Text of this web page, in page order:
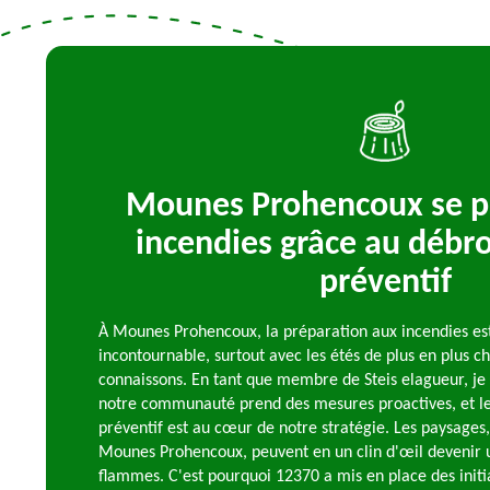
Mounes Prohencoux se
incendies grâce au
préventif
À Mounes Prohencoux, la préparation aux incendies
incontournable, surtout avec les étés de plus en plus
connaissons. En tant que membre de Steis elagueur,
notre communauté prend des mesures proactives, et
préventif est au cœur de notre stratégie. Les
Mounes Prohencoux, peuvent en un clin d'œil devenir
flammes. C'est pourquoi 12370 a mis en place des